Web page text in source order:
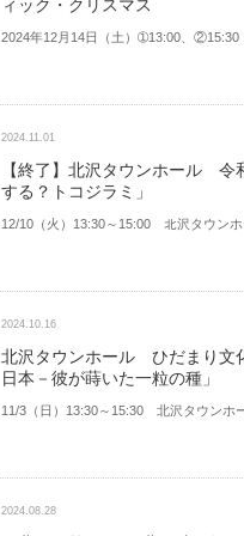
ィック・クリスマス
2024年12月14日（土）➀13:00、
2024.11.01
【終了】北沢タウンホール 令
する？トコジラミ」
12/10（⽕）13:30～15:00 北沢タウン
2024.10.16
北沢タウンホール ひだまり文
日本－彼が蒔いた一粒の種」
11/3（日）13:30～15:30 北沢タウンホ
2024.08.28